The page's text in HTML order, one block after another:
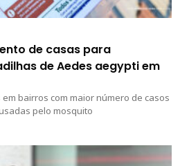
de casas para
de Aedes aegypti em
bairros com maior número de casos
pelo mosquito